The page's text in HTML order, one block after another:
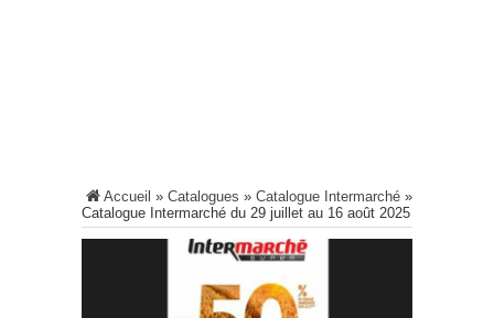
Accueil » Catalogues » Catalogue Intermarché »
Catalogue Intermarché du 29 juillet au 16 août 2025